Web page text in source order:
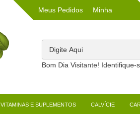
Meus Pedidos Minha
Bom Dia Visitante! Identifique-
VITAMINAS E SUPLEMENTOS CALVÍCIE